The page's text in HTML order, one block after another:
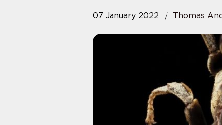
07 January 2022 Thomas